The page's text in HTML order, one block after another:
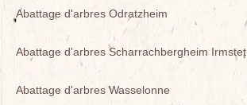
Abattage d'arbres Odratzheim
Abattage d'arbres Scharrachbergheim Irmstet
Abattage d'arbres Wasselonne